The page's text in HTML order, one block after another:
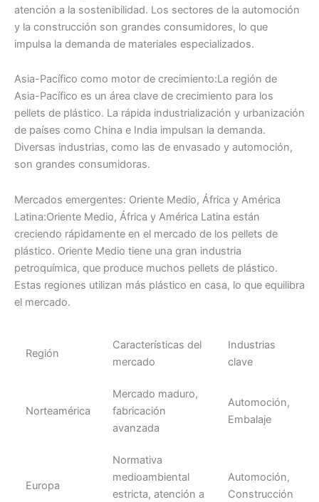
atención a la sostenibilidad. Los sectores de la automoción
y la construcción son grandes consumidores, lo que
impulsa la demanda de materiales especializados.
Asia-Pacífico como motor de crecimiento:La región de
Asia-Pacífico es un área clave de crecimiento para los
pellets de plástico. La rápida industrialización y urbanización
de países como China e India impulsan la demanda.
Diversas industrias, como las de envasado y automoción,
son grandes consumidoras.
Mercados emergentes: Oriente Medio, África y América
Latina:Oriente Medio, África y América Latina están
creciendo rápidamente en el mercado de los pellets de
plástico. Oriente Medio tiene una gran industria
petroquímica, que produce muchos pellets de plástico.
Estas regiones utilizan más plástico en casa, lo que equilibra
el mercado.
Región
Características del
mercado
Industrias
clave
Norteamérica
Mercado maduro,
fabricación
avanzada
Automoción,
Embalaje
Europa
Normativa
medioambiental
estricta, atención a
Automoción,
Construcción